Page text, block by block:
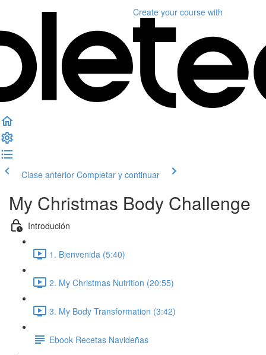
Create your course with
Clase anterior Completar y continuar
My Christmas Body Challenge
Introdución
1. Bienvenida (5:40)
2. My Christmas Nutrition (20:55)
3. My Body Transformation (3:42)
Ebook Recetas Navideñas